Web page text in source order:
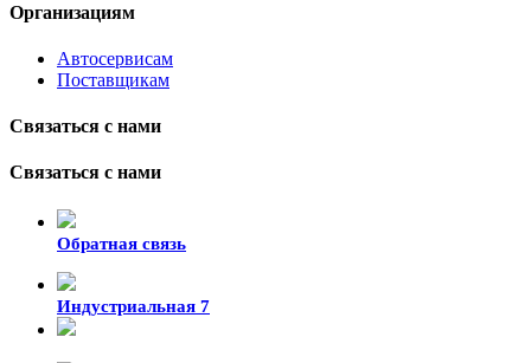
Организациям
Автосервисам
Поставщикам
Связаться с нами
Связаться с нами
Обратная связь
Индустриальная 7